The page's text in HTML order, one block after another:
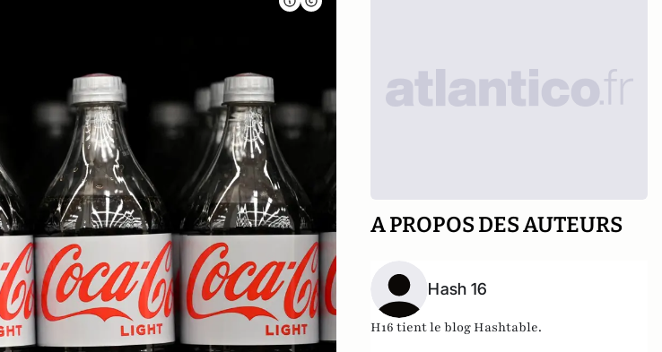
A PROPOS DES AUTEURS
Hash 16
H16 tient le blogHashtable.